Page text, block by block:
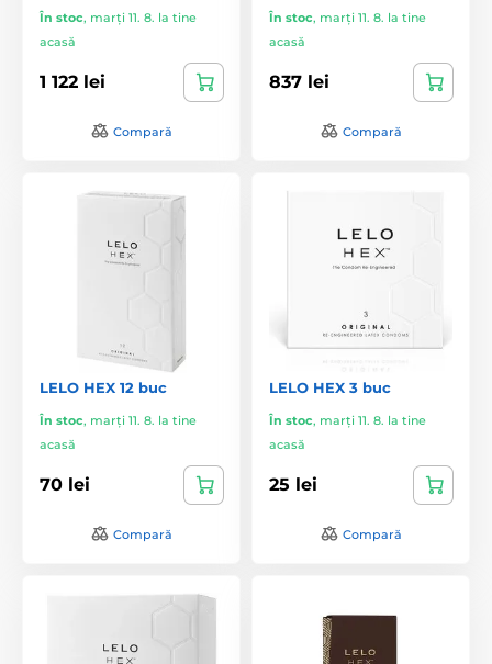
În stoc, marți 11. 8. la tine
acasă
1 122 lei
Compară
În stoc, marți 11. 8. la tine
acasă
837 lei
Compară
LELO HEX 12 buc
În stoc, marți 11. 8. la tine
acasă
70 lei
Compară
LELO HEX 3 buc
În stoc, marți 11. 8. la tine
acasă
25 lei
Compară